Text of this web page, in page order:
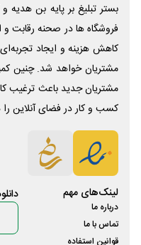
بستر تبلیغ بر پایه بن هدیه
فروشگاه ها در صحنه رقابت و
کاهش هزینه و ایجاد
مشتریان خواهد شد. چنین
مشتریان جدید باعث ترغیب
کسب و کار در فضای آنلاین
لینک‌های مهم
درباره ما
تماس با ما
قوانین استفاده